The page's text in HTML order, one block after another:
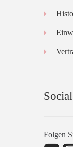
Folgen